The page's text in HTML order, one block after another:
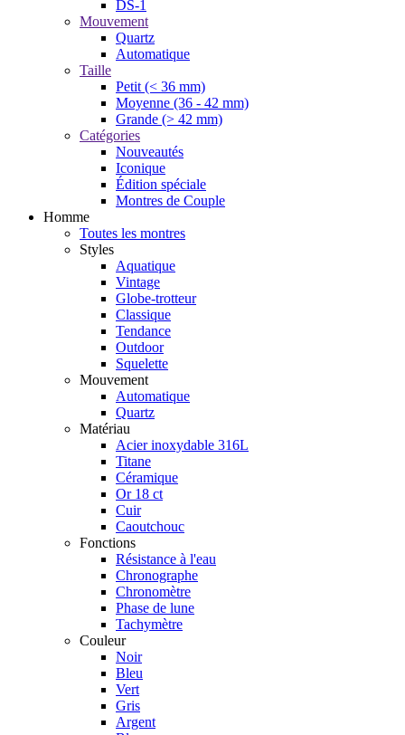
DS-1
Mouvement
Quartz
Automatique
Taille
Petit (< 36 mm)
Moyenne (36 - 42 mm)
Grande (> 42 mm)
Catégories
Nouveautés
Iconique
Édition spéciale
Montres de Couple
Homme
Toutes les montres
Styles
Aquatique
Vintage
Globe-trotteur
Classique
Tendance
Outdoor
Squelette
Mouvement
Automatique
Quartz
Matériau
Acier inoxydable 316L
Titane
Céramique
Or 18 ct
Cuir
Caoutchouc
Fonctions
Résistance à l'eau
Chronographe
Chronomètre
Phase de lune
Tachymètre
Couleur
Noir
Bleu
Vert
Gris
Argent